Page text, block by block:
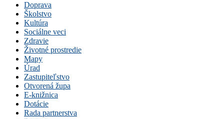
Doprava
Školstvo
Kultúra
Sociálne veci
Zdravie
Životné prostredie
Mapy
Úrad
Zastupiteľstvo
Otvorená župa
E-knižnica
Dotácie
Rada partnerstva